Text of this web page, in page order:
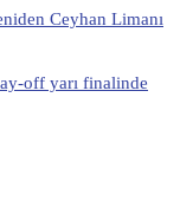
Ceyhan Limanı
off yarı finalinde